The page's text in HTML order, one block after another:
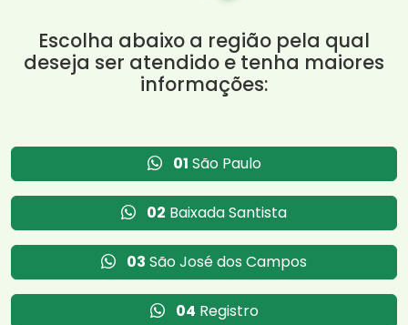
Escolha abaixo a região pela qual
deseja ser atendido e tenha maiores
informações:
01 São Paulo
02 Baixada Santista
03 São José dos Campos
04 Registro